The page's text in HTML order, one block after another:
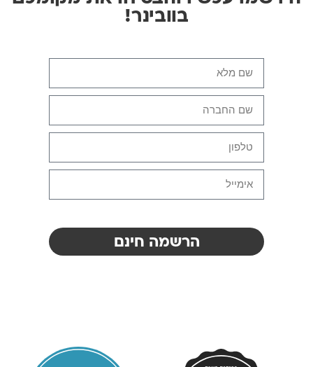
בוובינר!
הרשמה חינם